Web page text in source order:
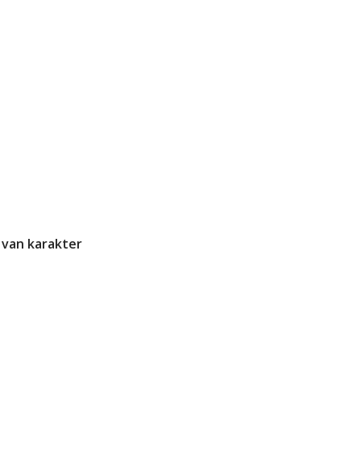
karakter